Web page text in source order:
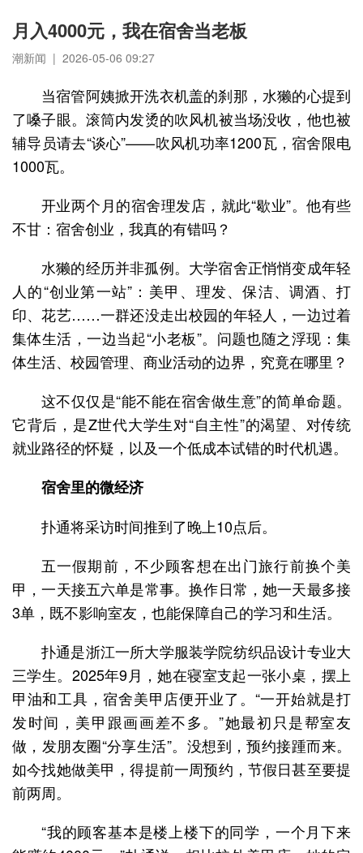
月入4000元，我在宿舍当老板
潮新闻 | 2026-05-06 09:27
当宿管阿姨掀开洗衣机盖的刹那，水獭的心提到
了嗓子眼。滚筒内发烫的吹风机被当场没收，他也被
辅导员请去“谈心”——吹风机功率1200瓦，宿舍限电
1000瓦。
开业两个月的宿舍理发店，就此“歇业”。他有些
不甘：宿舍创业，我真的有错吗？
水獭的经历并非孤例。大学宿舍正悄悄变成年轻
人的“创业第一站”：美甲、理发、保洁、调酒、打
印、花艺……一群还没走出校园的年轻人，一边过着
集体生活，一边当起“小老板”。问题也随之浮现：集
体生活、校园管理、商业活动的边界，究竟在哪里？
这不仅仅是“能不能在宿舍做生意”的简单命题。
它背后，是Z世代大学生对“自主性”的渴望、对传统
就业路径的怀疑，以及一个低成本试错的时代机遇。
宿舍里的微经济
扑通将采访时间推到了晚上10点后。
五一假期前，不少顾客想在出门旅行前换个美
甲，一天接五六单是常事。换作日常，她一天最多接
3单，既不影响室友，也能保障自己的学习和生活。
扑通是浙江一所大学服装学院纺织品设计专业大
三学生。2025年9月，她在寝室支起一张小桌，摆上
甲油和工具，宿舍美甲店便开业了。“一开始就是打
发时间，美甲跟画画差不多。”她最初只是帮室友
做，发朋友圈“分享生活”。没想到，预约接踵而来。
如今找她做美甲，得提前一周预约，节假日甚至要提
前两周。
“我的顾客基本是楼上楼下的同学，一个月下来